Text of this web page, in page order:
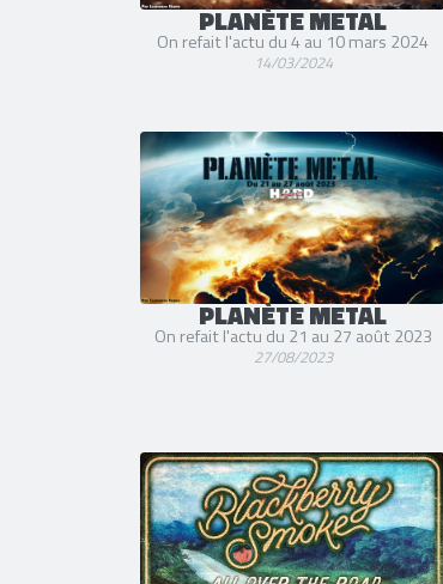
PLANÈTE METAL
On refait l'actu du 4 au 10 mars 2024
14/03/2024
PLANÈTE METAL
On refait l'actu du 21 au 27 août 2023
27/08/2023